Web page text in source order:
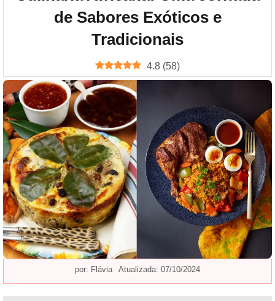
de Sabores Exóticos e
Tradicionais
4.8 (58)
por: Flávia Atualizada: 07/10/2024